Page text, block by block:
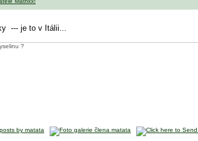
--- je to v Itálii...
?